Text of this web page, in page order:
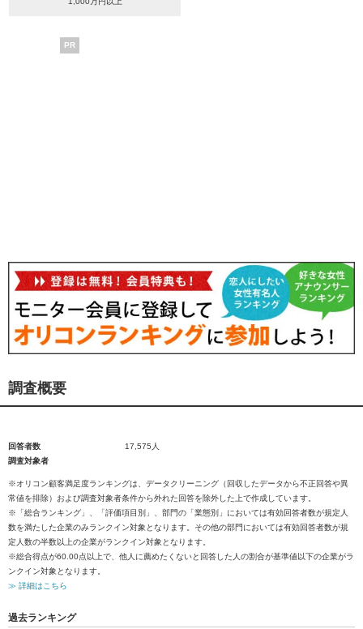
PR
調査概要
回答者数
17,575人
調査対象者
※オリコン顧客満足度ランキングは、データクリーニング（回収したデータから不正回答や異
常値を排除）および調査対象者条件から外れた回答を除外した上で作成しています。
※「総合ランキング」、「評価項目別」、部門の「業態別」においては有効回答者数が規定人
数を満たした企業のみランクイン対象となります。その他の部門においては有効回答者数が規
定人数の半数以上の企業がランクイン対象となります。
※総合得点が60.00点以上で、他人に薦めたくないと回答した人の割合が基準値以下の企業がラ
ンクイン対象となります。
≫ 詳細はこちら
過去ランキング